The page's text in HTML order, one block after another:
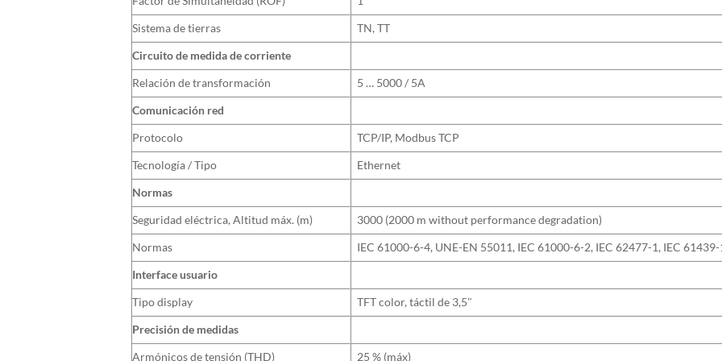
Sistema de tierras
TN, TT
Circuito de medida de corriente
Relación de transformación
5 … 5000 / 5A
Comunicación red
Protocolo
TCP/IP, Modbus TCP
Tecnología / Tipo
Ethernet
Normas
Seguridad eléctrica, Altitud máx. (m)
3000 (2000 m without performance degradation)
Normas
IEC 61000-6-4, UNE-EN 55011, IEC 61000-6-2, IEC 62477-1, IEC
Interface usuario
Tipo display
TFT color, táctil de 3,5″
Precisión de medidas
Armónicos de tensión (THD)
25 % (máx)